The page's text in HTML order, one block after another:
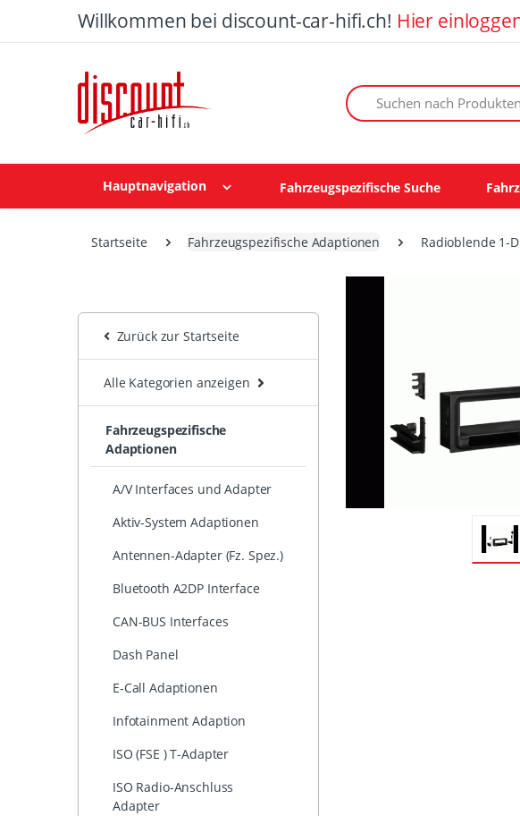
Willkommen bei discount-car-hifi.ch! Hier
Suchen nach Produkten:
Hauptnavigation Fahrzeugspezifische Suche
Startseite Fahrzeugspezifische Adaptionen Radioblende 1-
Zurück zur Startseite
Alle Kategorien anzeigen
Fahrzeugspezifische
Adaptionen
A/V Interfaces und Adapter
Aktiv-System Adaptionen
Antennen-Adapter (Fz. Spez.)
Bluetooth A2DP Interface
CAN-BUS Interfaces
Dash Panel
E-Call Adaptionen
Infotainment Adaption
ISO (FSE ) T-Adapter
ISO Radio-Anschluss
Adapter